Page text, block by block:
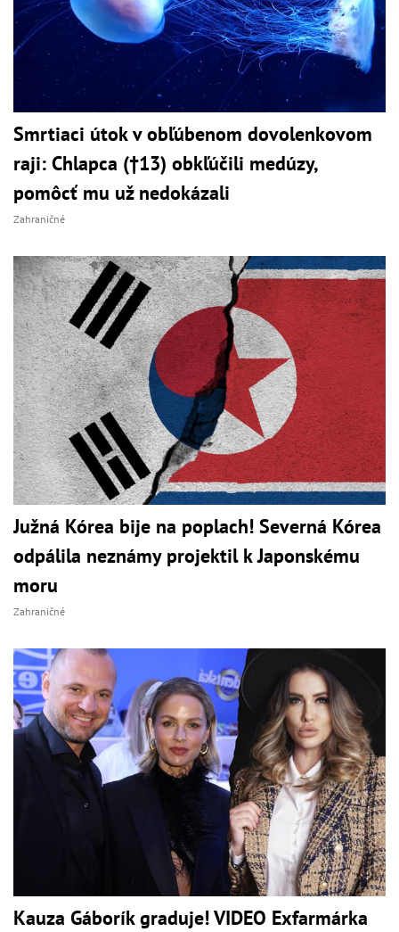
Smrtiaci útok v obľúbenom dovolenkovom
raji: Chlapca (†13) obkľúčili medúzy,
pomôcť mu už nedokázali
Zahraničné
Južná Kórea bije na poplach! Severná Kórea
odpálila neznámy projektil k Japonskému
moru
Zahraničné
Kauza Gáborík graduje! VIDEO Exfarmárka